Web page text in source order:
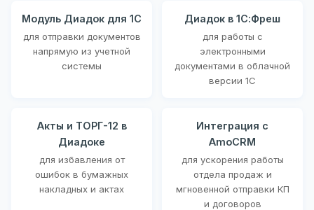
Модуль Диадок для 1С
для отправки документов
напрямую из учетной
системы
Диадок в 1С:Фреш
для работы с
электронными
документами в облачной
версии 1С
Акты и ТОРГ-12 в
Диадоке
для избавления от
ошибок в бумажных
накладных и актах
Интеграция с
AmoCRM
для ускорения работы
отдела продаж и
мгновенной отправки КП
и договоров